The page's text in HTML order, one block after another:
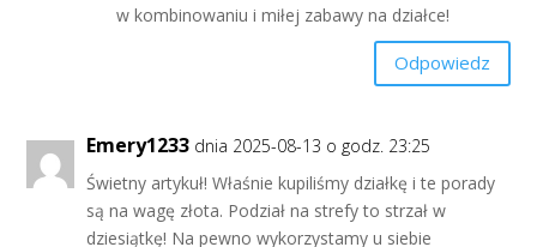
w kombinowaniu i miłej zabawy na działce!
Odpowiedz
Emery1233 dnia 2025-08-13 o godz. 23:25
Świetny artykuł! Właśnie kupiliśmy działkę i te porady
są na wagę złota. Podział na strefy to strzał w
dziesiątkę! Na pewno wykorzystamy u siebie